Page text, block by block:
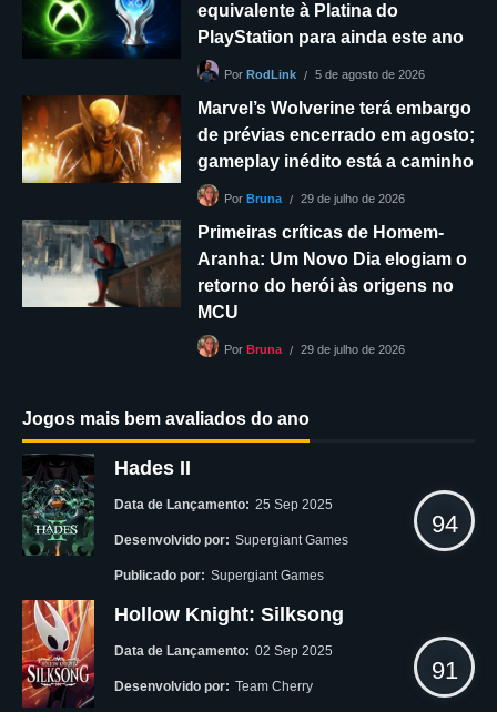
equivalente à Platina do
PlayStation para ainda este ano
Por RodLink 5 de agosto de 2026
Marvel’s Wolverine terá embargo
de prévias encerrado em agosto;
gameplay inédito está a caminho
Por Bruna 29 de julho de 2026
Primeiras críticas de Homem-
Aranha: Um Novo Dia elogiam o
retorno do herói às origens no
MCU
Por Bruna 29 de julho de 2026
Jogos mais bem avaliados do ano
Hades II
Data de Lançamento: 25 Sep 2025
Desenvolvido por: Supergiant Games
Publicado por: Supergiant Games
94
Hollow Knight: Silksong
Data de Lançamento: 02 Sep 2025
Desenvolvido por: Team Cherry
91